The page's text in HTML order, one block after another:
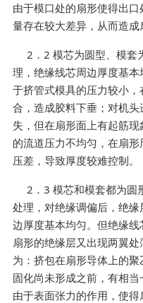
由于模口处的扇形使得出
量存在较大差异，从而造成
2．2 模芯为圆型、模套
理，绝缘线芯周边厚度基
于挤管式模具的压力较小
合，造成胶料下垂；对机
失，但在扇形面上有起筋
的流道压力不均匀，在扇
压差，导致厚度较难控制。
2．3 模芯和模套都为圆
处理，对绝缘调偏后，绝
边厚度基本均匀。但绝缘
扇形的绝缘层又出现两翼
为：挤包在扇形导体上的
固化尚未形成之前，有相
由于表面张力的作用，使得